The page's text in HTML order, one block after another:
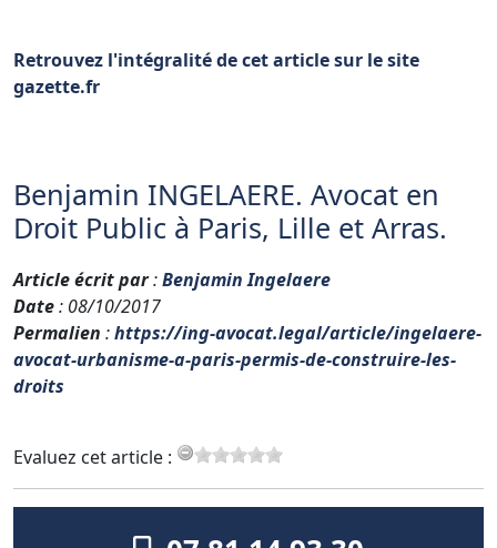
Retrouvez l'intégralité de cet article sur le site
gazette.fr
Benjamin INGELAERE. Avocat en
Droit Public à Paris, Lille et Arras.
Article écrit par:Benjamin Ingelaere
Date: 08/10/2017
Permalien :https://ing-avocat.legal/article/ingelaere-
avocat-urbanisme-a-paris-permis-de-construire-les-
droits
Evaluez cet article :